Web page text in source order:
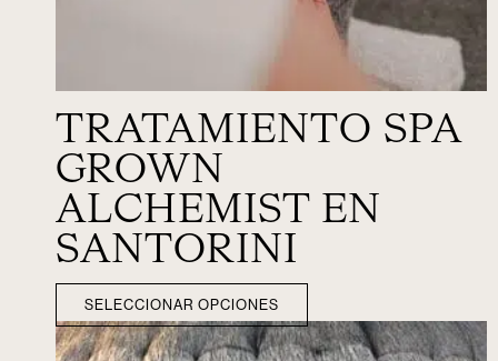
TRATAMIENTO SPA
GROWN
ALCHEMIST EN
SANTORINI
SELECCIONAR OPCIONES